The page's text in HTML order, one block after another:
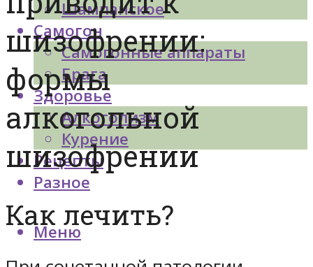
Шампанское
Самогон
Самогонные аппараты
Брага
Здоровье
Алкоголизм
Курение
Рецепты
Разное
Меню
шизофрении:
формы
алкогольной
шизофрении
Как лечить?